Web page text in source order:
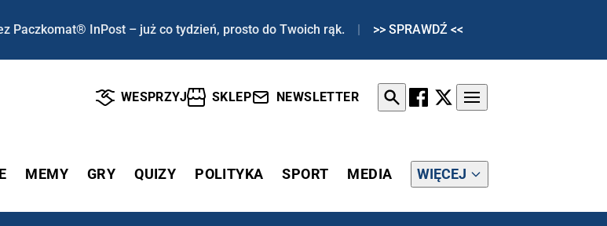
Paczkomat® InPost – już co tydzień, prosto do Twoich rąk. | >> SPRAWDŹ <<
WESPRZYJ SKLEP NEWSLETTER
MEMY GRY QUIZY POLITYKA SPORT MEDIA WIĘCEJ